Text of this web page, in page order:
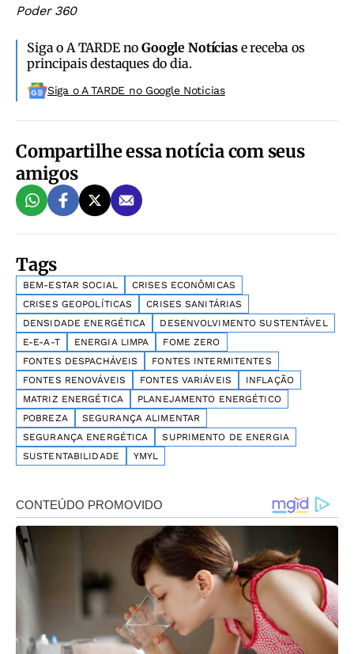
Poder 360
Siga o A TARDE noGoogle Notíciase receba os
principais destaques do dia.
Siga o A TARDE no Google Noticias
Compartilhe essa notícia com seus
amigos
Tags
BEM-ESTAR SOCIAL
CRISES ECONÔMICAS
CRISES GEOPOLÍTICAS
CRISES SANITÁRIAS
DENSIDADE ENERGÉTICA
DESENVOLVIMENTO SUSTENTÁVEL
E-E-A-T
ENERGIA LIMPA
FOME ZERO
FONTES DESPACHÁVEIS
FONTES INTERMITENTES
FONTES RENOVÁVEIS
FONTES VARIÁVEIS
INFLAÇÃO
MATRIZ ENERGÉTICA
PLANEJAMENTO ENERGÉTICO
POBREZA
SEGURANÇA ALIMENTAR
SEGURANÇA ENERGÉTICA
SUPRIMENTO DE ENERGIA
SUSTENTABILIDADE
YMYL